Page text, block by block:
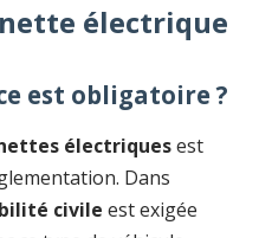
électrique
est obligatoire ?
électriquesest
Dans
civile est exigée